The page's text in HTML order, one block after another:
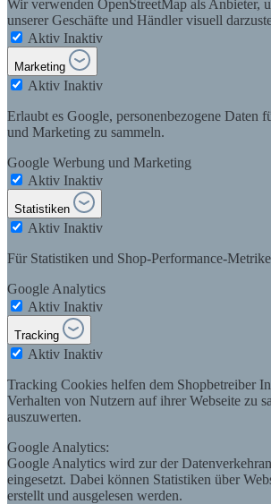
Wir verwenden OpenStreetMap als Anbieter,
unserer Geschäfte und Händler visuell
Aktiv Inaktiv
Marketing
Aktiv Inaktiv
Erlaubt es Google, personenbezogene Daten
und Marketing zu sammeln.
Google Werbung und Marketing
Aktiv Inaktiv
Statistiken
Aktiv Inaktiv
Für Statistiken und Shop-Performance-
Google Analytics
Aktiv Inaktiv
Tracking
Aktiv Inaktiv
Tracking Cookies helfen dem Shopbetreiber
Verhalten von Nutzern auf ihrer Webseite zu
auszuwerten.
Google Analytics:
Google Analytics wird zur der
eingesetzt. Dabei können Statistiken über
erstellt und ausgelesen werden.